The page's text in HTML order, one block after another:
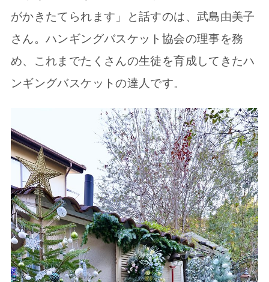
がかきたてられます」と話すのは、武島由美子
さん。ハンギングバスケット協会の理事を務
め、これまでたくさんの生徒を育成してきたハ
ンギングバスケットの達人です。